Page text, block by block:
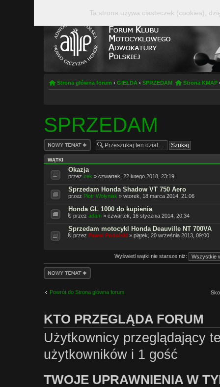
Strona główna forum ‹ GIEŁDA ‹ SPRZEDAM Strona KMAP
SPRZEDAM
Napisz wątek
WĄTKI
Okazja
przez irek » czwartek, 22 lutego 2018, 23:19
Sprzedam Honda Shadow VT 750 Aero
przez Piotr Wołyniak » wtorek, 18 marca 2014, 21:06
Honda GL 1000 do kupienia
przez adam» czwartek, 16 stycznia 2014, 20:34
Sprzedam motocykl Honda Deauville NT 700VA
przez Paweł Podolski» piątek, 20 września 2013, 09:00
Wyświetl wątki nie starsze niż:
Napisz wątek
Powrót do Strona główna forum
KTO PRZEGLĄDA FORUM
Użytkownicy przeglądający
użytkowników i 1 gość
TWOJE UPRAWNIENIA W
Ta strona używa ciasteczek (cookies),